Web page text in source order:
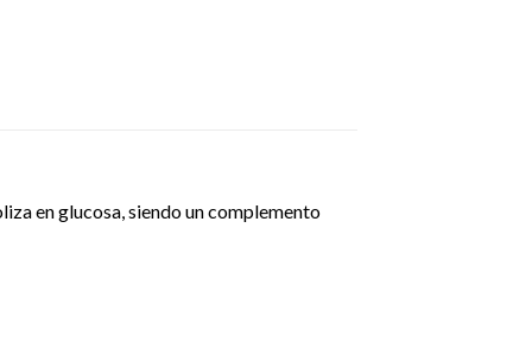
en glucosa, siendo un complemento